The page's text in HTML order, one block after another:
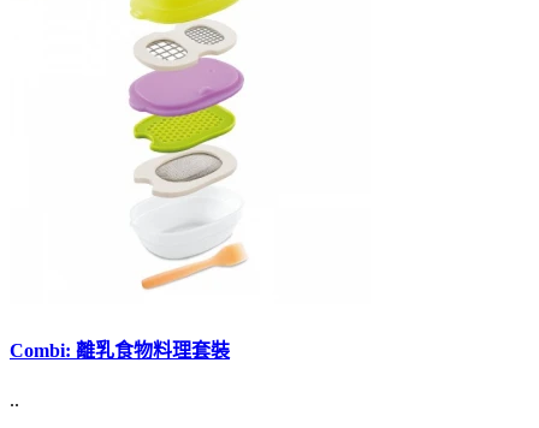
Combi: 離乳食物料理套裝
..